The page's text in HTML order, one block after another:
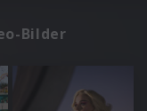
Bilder